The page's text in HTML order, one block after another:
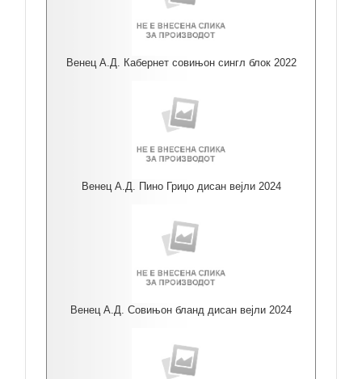
Венец А.Д. Кабернет совињон сингл блок 2022
Венец А.Д. Пино Гриџо дисан вејли 2024
Венец А.Д. Совињон бланд дисан вејли 2024